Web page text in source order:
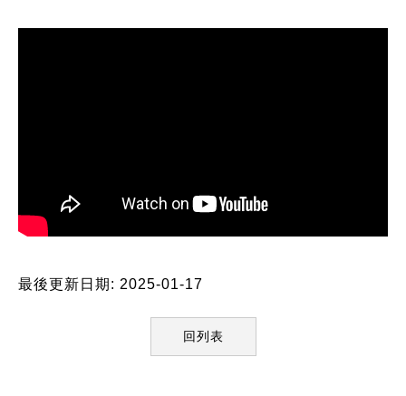
最後更新日期: 2025-01-17
回列表